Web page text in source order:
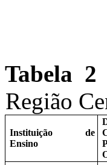
Tabela 2
Região
Instituição de
Ensino